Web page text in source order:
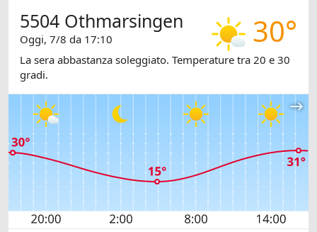
30°
5504 Othmarsingen
Oggi, 7/8 da 17:10
La sera abbastanza soleggiato. Temperature tra 20 e 30
gradi.